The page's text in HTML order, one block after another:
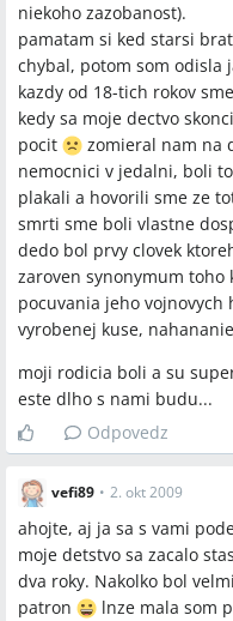
niekoho zazobanost).
pamatam si ked starsi
chybal, potom som odisla
kazdy od 18-tich rokov
kedy sa moje dectvo
pocit
zomieral nam na
nemocnici v jedalni, boli
plakali a hovorili sme ze
smrti sme boli vlastne
dedo bol prvy clovek
zaroven synonymum toho
pocuvania jeho
vyrobenej kuse,
moji rodicia boli a su
este dlho s nami budu...
Odpovedz
vefi89 • 2. okt 2009
ahojte, aj ja sa s vami
moje detstvo sa zacalo
dva roky. Nakolko bol
patron
lnze mala som